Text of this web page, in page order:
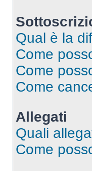
Qual è la
Come
Come
Come
Allegati
Quali
Come